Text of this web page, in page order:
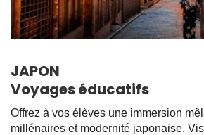
JAPON
Voyages éducatifs
Offrez à vos élèves une immersion
millénaires et modernité japonaise.